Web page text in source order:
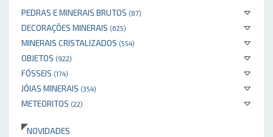
PEDRAS E MINERAIS BRUTOS (87)
DECORAÇÕES MINERAIS (625)
MINERAIS CRISTALIZADOS (554)
OBJETOS (922)
FÓSSEIS (174)
JÓIAS MINERAIS (354)
METEORITOS (22)
NOVIDADES